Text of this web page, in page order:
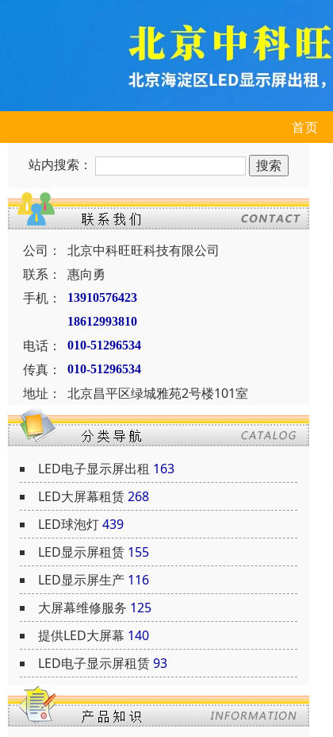
首页
站内搜索：
公司：
北京中科旺旺科技有限公司
联系：
惠向勇
手机：
13910576423
18612993810
电话： 010-51296534
传真： 010-51296534
地址： 北京昌平区绿城雅苑2号楼101室
LED电子显示屏出租 163
LED大屏幕租赁268
LED球泡灯439
LED显示屏租赁 155
LED显示屏生产 116
大屏幕维修服务 125
提供LED大屏幕 140
LED电子显示屏租赁93